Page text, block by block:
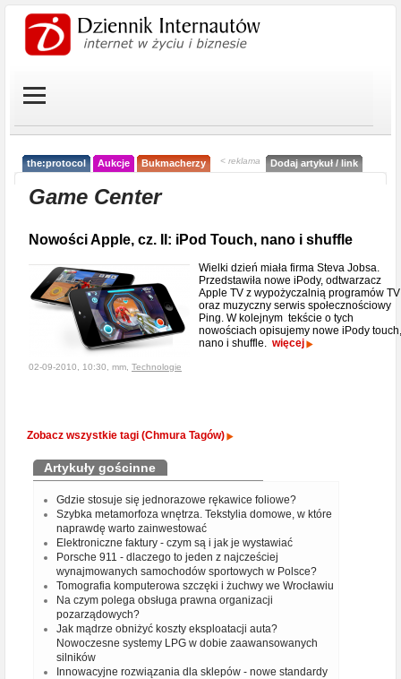
the:protocol Aukcje Bukmacherzy < reklama Dodaj artykuł / link
Game Center
Nowości Apple, cz. II: iPod Touch, nano i shuffle
Wielki dzień miała firma Steva Jobsa.
Przedstawiła nowe iPody, odtwarzacz
Apple TV z wypożyczalnią programów TV
oraz muzyczny serwis społecznościowy
Ping. W kolejnym tekście o tych
nowościach opisujemy nowe iPody touch,
nano i shuffle. więcej
02-09-2010, 10:30, mm, Technologie
Zobacz wszystkie tagi (Chmura Tagów)
Artykuły gościnne
Gdzie stosuje się jednorazowe rękawice foliowe?
Szybka metamorfoza wnętrza. Tekstylia domowe, w które
naprawdę warto zainwestować
Elektroniczne faktury - czym są i jak je wystawiać
Porsche 911 - dlaczego to jeden z najcześciej
wynajmowanych samochodów sportowych w Polsce?
Tomografia komputerowa szczęki i żuchwy we Wrocławiu
Na czym polega obsługa prawna organizacji
pozarządowych?
Jak mądrze obniżyć koszty eksploatacji auta?
Nowoczesne systemy LPG w dobie zaawansowanych
silników
Innowacyjne rozwiązania dla sklepów - nowe standardy